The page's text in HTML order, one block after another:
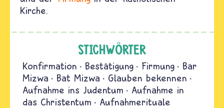
Kirche.
STICHWÖRTER
Konfirmation Bestätigung Firmung
Bar
Mizwa
Bat Mizwa
Glauben bekennen
Aufnahme ins Judentum
Aufnahme in
das Christentum
Aufnahmerituale